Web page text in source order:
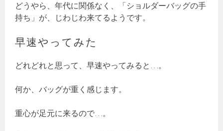
どうやら、年代に関係なく、「ショルダーバッグの手
持ち」が、じわじわ来てるようです。
早速やってみた
どれどれと思って、早速やってみると…。
何か、バッグが重く感じます。
重心が足元に来るので…。